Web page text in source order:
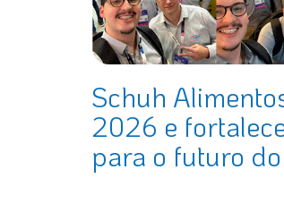
Schuh
2026 e
para o futuro